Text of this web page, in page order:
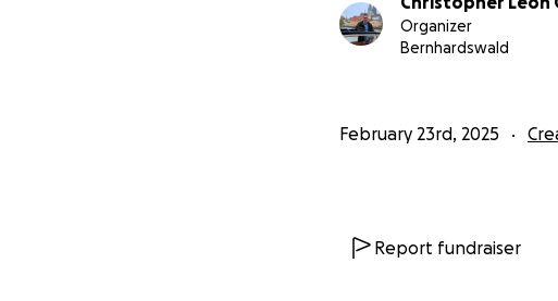
Organizer
Bernhardswald
February 23rd, 2025
Report fundraiser